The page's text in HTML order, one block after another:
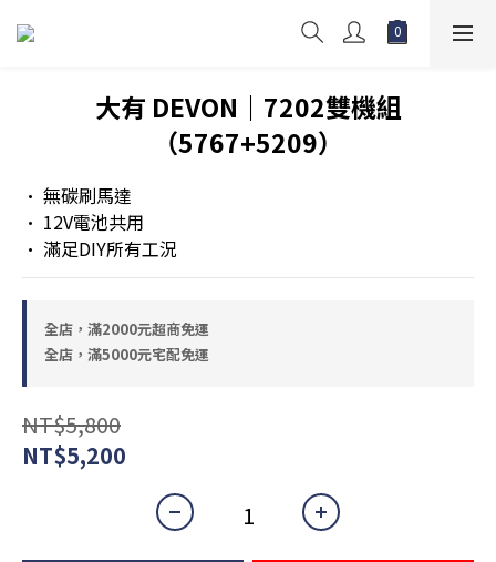
大有 DEVON｜7202雙機組
（5767+5209）
• 無碳刷馬達
• 12V電池共用
• 滿足DIY所有工況
全店，滿2000元超商免運
全店，滿5000元宅配免運
NT$5,800
NT$5,200